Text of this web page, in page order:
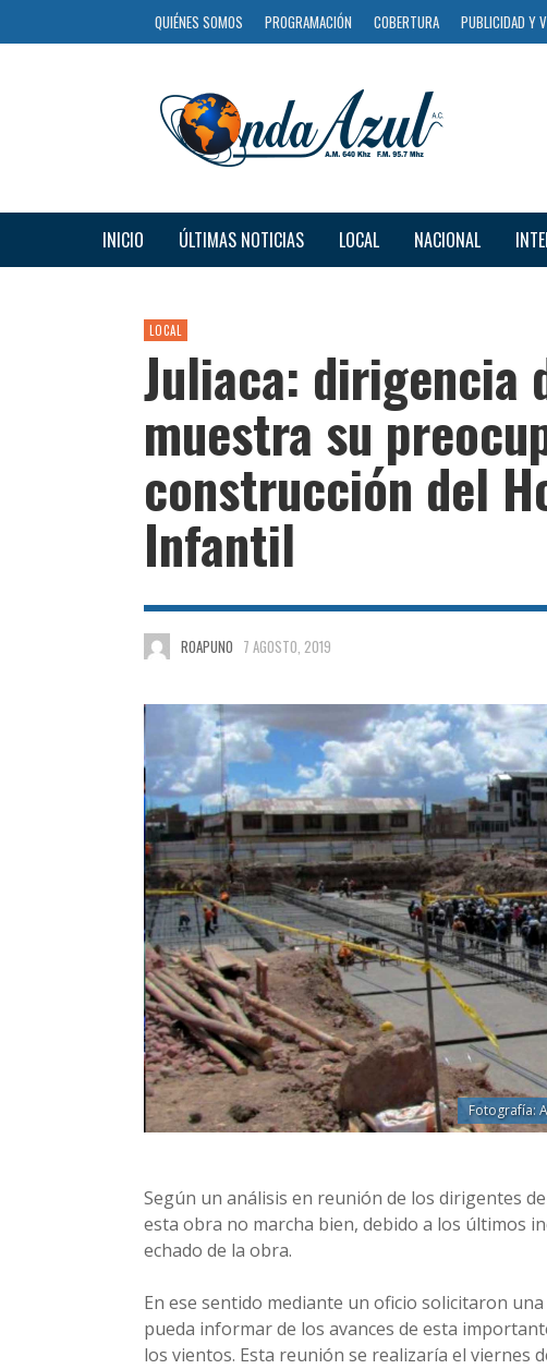
QUIÉNES SOMOS PROGRAMACIÓN COBERTURA PUBLICIDAD Y
INICIO ÚLTIMAS NOTICIAS LOCAL NACIONAL
LOCAL
Juliaca: dirigencia
muestra su
construcción del
Infantil
ROAPUNO 7 AGOSTO, 2019
Fotografía:
Según un análisis en reunión de los dirigentes
esta obra no marcha bien, debido a los últimos
echado de la obra.
En ese sentido mediante un oficio solicitaron
pueda informar de los avances de esta
los vientos. Esta reunión se realizaría el viernes